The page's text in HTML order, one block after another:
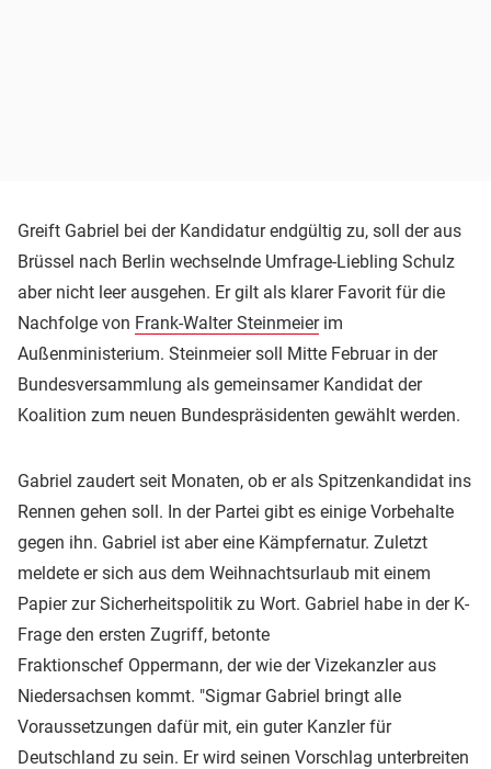
Greift Gabriel bei der Kandidatur endgültig zu, soll der aus
Brüssel nach Berlin wechselnde Umfrage-Liebling Schulz
aber nicht leer ausgehen. Er gilt als klarer Favorit für die
Nachfolge von Frank-Walter Steinmeierim
Außenministerium. Steinmeier soll Mitte Februar in der
Bundesversammlung als gemeinsamer Kandidat der
Koalition zum neuen Bundespräsidenten gewählt werden.
Gabriel zaudert seit Monaten, ob er als Spitzenkandidat ins
Rennen gehen soll. In der Partei gibt es einige Vorbehalte
gegen ihn. Gabriel ist aber eine Kämpfernatur. Zuletzt
meldete er sich aus dem Weihnachtsurlaub mit einem
Papier zur Sicherheitspolitik zu Wort. Gabriel habe in der K-
Frage den ersten Zugriff, betonte
Fraktionschef Oppermann, der wie der Vizekanzler aus
Niedersachsen kommt. "Sigmar Gabriel bringt alle
Voraussetzungen dafür mit, ein guter Kanzler für
Deutschland zu sein. Er wird seinen Vorschlag unterbreiten